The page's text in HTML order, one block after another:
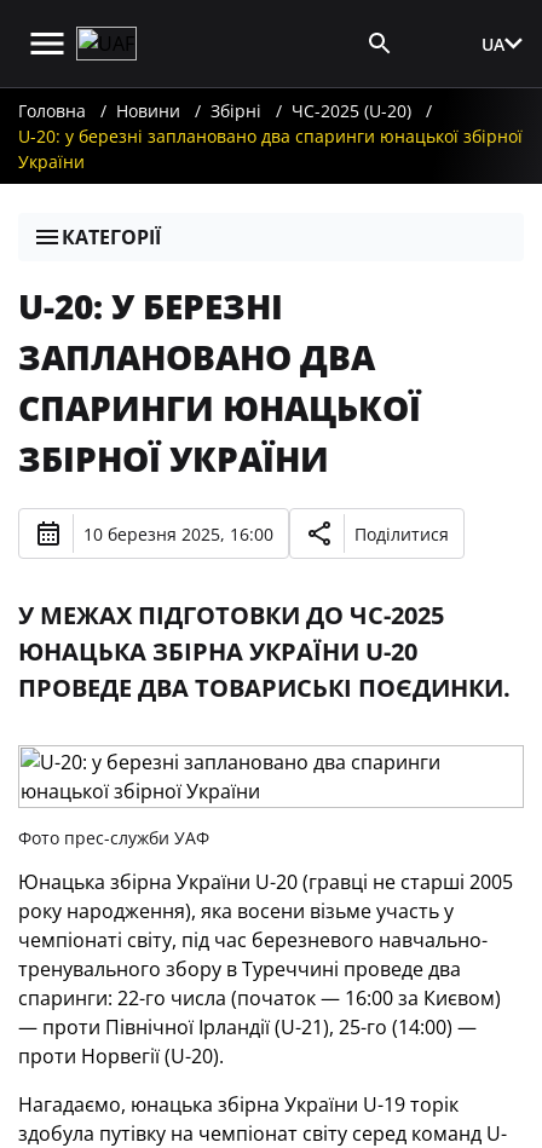
UA
Головна Новини Збірні
ЧС-2025 (U-20)
U-20: у березні заплановано два спаринги юнацької збірної
України
КАТЕГОРІЇ
U-20: У БЕРЕЗНІ
ЗАПЛАНОВАНО ДВА
СПАРИНГИ ЮНАЦЬКОЇ
ЗБІРНОЇ УКРАЇНИ
10 березня 2025, 16:00 Поділитися
У МЕЖАХ ПІДГОТОВКИ ДО ЧС-2025
ЮНАЦЬКА ЗБІРНА УКРАЇНИ U-20
ПРОВЕДЕ ДВА ТОВАРИСЬКІ ПОЄДИНКИ.
Фото прес-служби УАФ
Юнацька збірна України U-20 (гравці не старші 2005
року народження), яка восени візьме участь у
чемпіонаті світу, під час березневого навчально-
тренувального збору в Туреччині проведе два
спаринги: 22-го числа (початок — 16:00 за Києвом)
— проти Північної Ірландії (U-21), 25-го (14:00) —
проти Норвегії (U-20).
Нагадаємо, юнацька збірна України U-19 торік
здобула путівку на чемпіонат світу серед команд U-